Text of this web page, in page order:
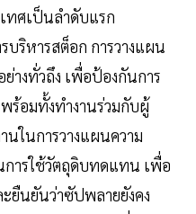
ทศเป็นลำดับแรก
ริหารสต็อก การวางแผน
างทั่วถึง เพื่อป้องกันการ
ร้อมทั้งทำงานร่วมกับผู้
ในการวางแผนความ
ารใช้วัตถุดิบทดแทน เพื่อ
ยืนยันว่าซัปพลายยังคง